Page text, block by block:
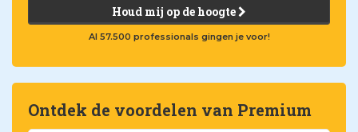
Houd mij op de hoogte
Al 57.500 professionals gingen je voor!
Ontdek de voordelen van Premium